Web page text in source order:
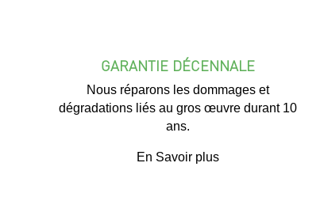
GARANTIE DÉCENNALE
Nous réparons les dommages et
dégradations liés au gros œuvre durant 10
ans.
En Savoir plus